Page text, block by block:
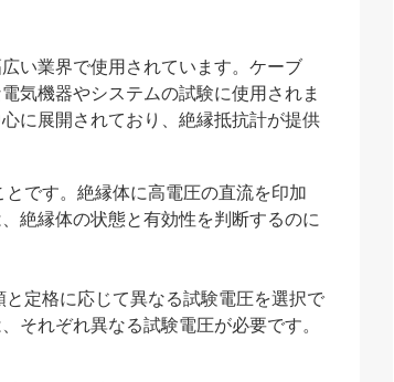
い業界で使用されています。ケーブ
気機器やシステムの試験に使用されま
に展開されており、絶縁抵抗計が提供
です。絶縁体に高電圧の直流を印加
絶縁体の状態と有効性を判断するのに
定格に応じて異なる試験電圧を選択で
それぞれ異なる試験電圧が必要です。